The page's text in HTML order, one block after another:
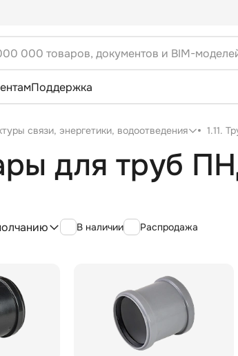
Поддержка
связи, энергетики, водоотведения
1.11.
для труб
В наличии Распродажа